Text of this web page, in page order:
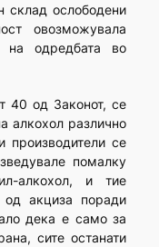
склад ослободени
овозможувала
на одредбата во
40 од Законот, се
алкохол различно
се
помалку
алкохол, и тие
од акциза поради
дека е само за
сите останати